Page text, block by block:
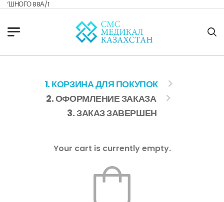
88А/1
1. КОРЗИНА ДЛЯ ПОКУПОК
2. ОФОРМЛЕНИЕ ЗАКАЗА
3. ЗАКАЗ ЗАВЕРШЕН
Your cart is currently empty.